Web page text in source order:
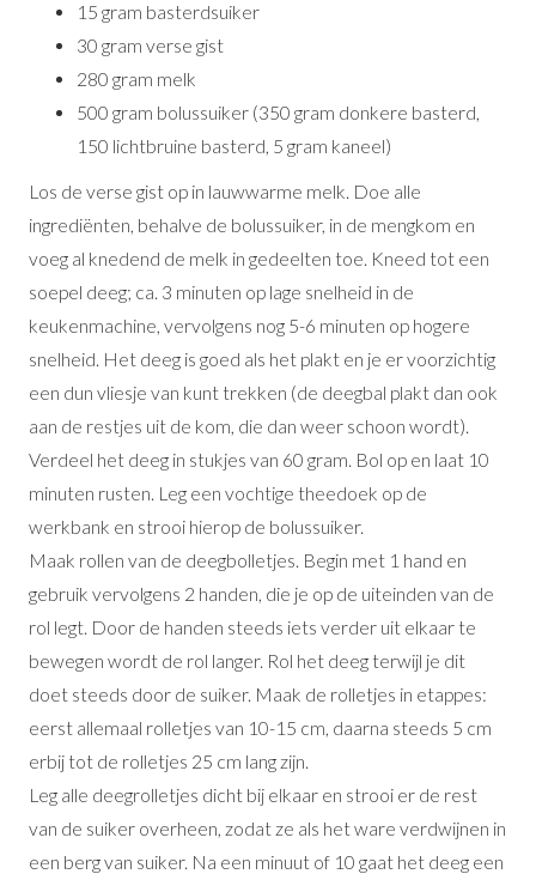
15 gram basterdsuiker
30 gram verse gist
280 gram melk
500 gram bolussuiker (350 gram donkere basterd,
150 lichtbruine basterd, 5 gram kaneel)
Los de verse gist op in lauwwarme melk. Doe alle
ingrediënten, behalve de bolussuiker, in de mengkom en
voeg al knedend de melk in gedeelten toe. Kneed tot een
soepel deeg; ca. 3 minuten op lage snelheid in de
keukenmachine, vervolgens nog 5-6 minuten op hogere
snelheid. Het deeg is goed als het plakt en je er voorzichtig
een dun vliesje van kunt trekken (de deegbal plakt dan ook
aan de restjes uit de kom, die dan weer schoon wordt).
Verdeel het deeg in stukjes van 60 gram. Bol op en laat 10
minuten rusten. Leg een vochtige theedoek op de
werkbank en strooi hierop de bolussuiker.
Maak rollen van de deegbolletjes. Begin met 1 hand en
gebruik vervolgens 2 handen, die je op de uiteinden van de
rol legt. Door de handen steeds iets verder uit elkaar te
bewegen wordt de rol langer. Rol het deeg terwijl je dit
doet steeds door de suiker. Maak de rolletjes in etappes:
eerst allemaal rolletjes van 10-15 cm, daarna steeds 5 cm
erbij tot de rolletjes 25 cm lang zijn.
Leg alle deegrolletjes dicht bij elkaar en strooi er de rest
van de suiker overheen, zodat ze als het ware verdwijnen in
een berg van suiker. Na een minuut of 10 gaat het deeg een